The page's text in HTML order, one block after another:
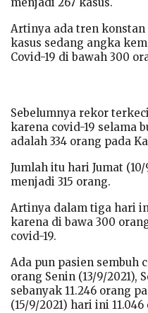
Artinya ada tren
kasus sedang angka
Covid-19 di bawah 300
Sebelumnya rekor
karena covid-19 selama
adalah 334 orang pada
Jumlah itu hari Jumat
menjadi 315 orang.
Artinya dalam tiga hari
karena di bawa 300
covid-19.
Ada pun pasien sembuh
orang Senin (13/9/2021),
sebanyak 11.246 orang
(15/9/2021) hari ini 11.046